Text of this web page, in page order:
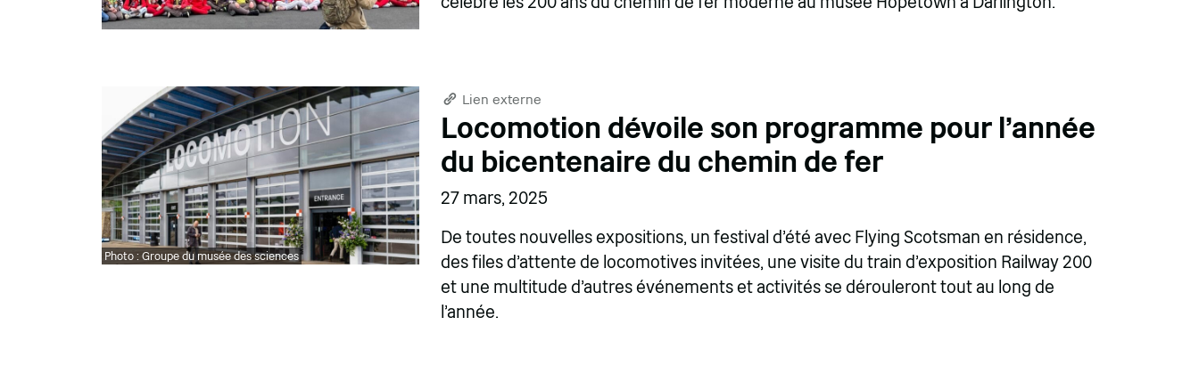
Photo : Groupe du musée des sciences
Lien externe
Locomotion dévoile son programme pour l'année
du bicentenaire du chemin de fer
27 mars, 2025
De toutes nouvelles expositions, un festival d'été avec Flying Scotsman en résidence,
des files d'attente de locomotives invitées, une visite du train d'exposition Railway 200
et une multitude d'autres événements et activités se dérouleront tout au long de
l'année.